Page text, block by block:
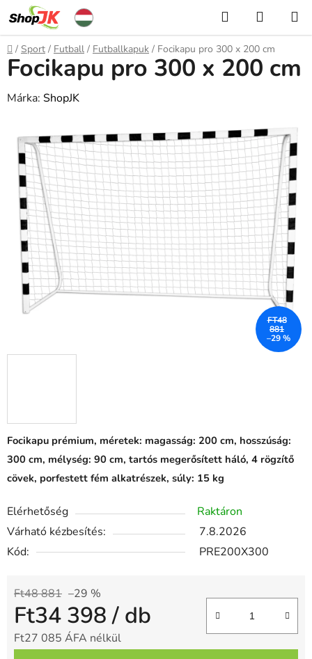
Ugrás
fő
tartalomhoz
KeresésKOSÁR
Kezdőlap
/ Sport / Futball / Futballkapuk / Focikapu pro 300 x 200 cm
Focikapu prémium, méretek: magasság: 200 cm, hosszúság:
300 cm, mélység: 90 cm, tartós megerősített háló, 4 rögzítő
cövek, porfestett fém alkatrészek, súly: 15 kg
Elérhetőség
Raktáron
Várható kézbesítés:
7.8.2026
Kód:
PRE200X300
Ft48 881 –29 %
Ft34 398/ db
Ft27 085 ÁFA nélkül
Focikapu pro 300 x 200 cm
Márka: ShopJK
FT48
881
–29 %